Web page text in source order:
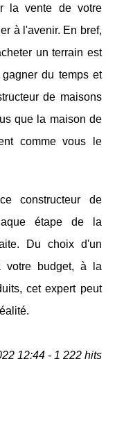
la vente de votre
à l'avenir. En bref,
un terrain est
du temps et
de maisons
que la maison de
comme vous le
constructeur de
étape de la
Du choix d'un
votre budget, à la
cet expert peut
12:44 - 1 222 hits